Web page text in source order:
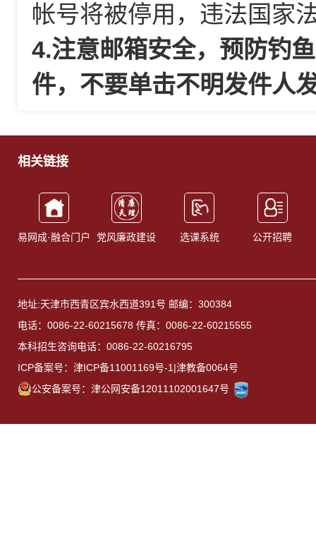
帐号将被停用，违法国家
4.注意邮箱安全，预防钓
件，不要单击不明发件人
相关链接
易网成·融合门户 党风廉政建设 选课系统 公开招聘
地址:天津市西青区宾水西道391号 邮编：300384
电话：0086-22-60215678 传真：0086-22-60215555
本科招生咨询电话：0086-22-60216795
ICP备案号：津ICP备11001169号-1|津教备0064号
公安备案号：津公网安备12011102001647号